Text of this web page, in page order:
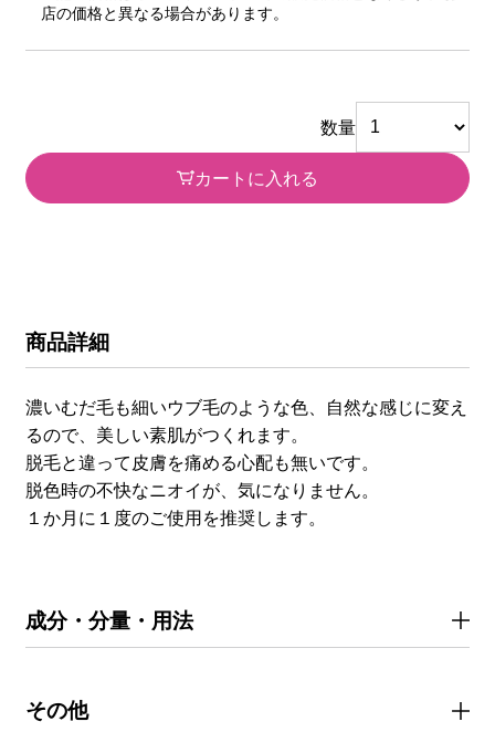
店の価格と異なる場合があります。
数量
カートに入れる
商品詳細
濃いむだ毛も細いウブ毛のような色、自然な感じに変え
るので、美しい素肌がつくれます。
脱毛と違って皮膚を痛める心配も無いです。
脱色時の不快なニオイが、気になりません。
１か月に１度のご使用を推奨します。
成分・分量・用法
その他